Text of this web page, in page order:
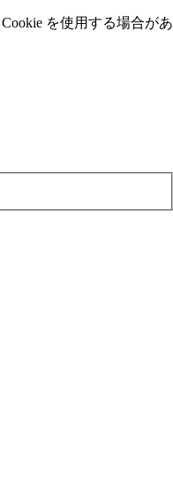
を使⽤する場合があ